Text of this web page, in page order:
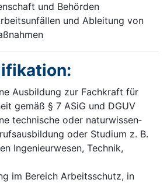
und Behörden
und Ableitung von
Ausbildung zur Fachkraft für
gemäß § 7 ASiG und DGUV
technische oder naturwissen­
oder Studium z. B.
Ingenieurwesen, Technik,
im Bereich Arbeitsschutz, in